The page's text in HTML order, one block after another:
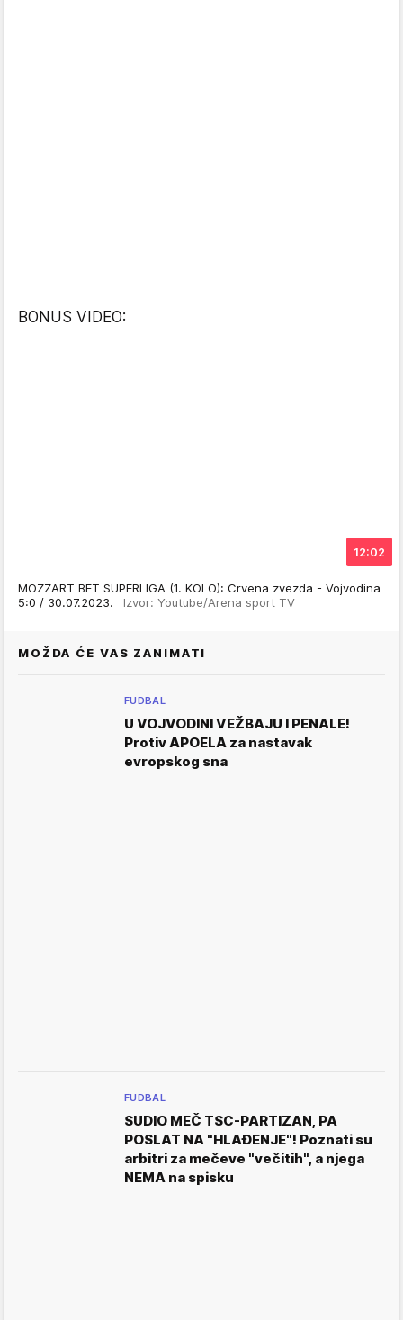
BONUS VIDEO:
12:02
MOZZART BET SUPERLIGA (1. KOLO): Crvena zvezda - Vojvodina
5:0 / 30.07.2023. Izvor: Youtube/Arena sport TV
MOŽDA ĆE VAS ZANIMATI
FUDBAL
U VOJVODINI VEŽBAJU I PENALE!
Protiv APOELA za nastavak
evropskog sna
FUDBAL
SUDIO MEČ TSC-PARTIZAN, PA
POSLAT NA "HLAĐENJE"! Poznati su
arbitri za mečeve "večitih", a njega
NEMA na spisku